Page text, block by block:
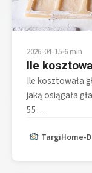
2026-04-15•6 min
Ile
Ile kosztowała
jaką osiągała
55…
TargiHome-